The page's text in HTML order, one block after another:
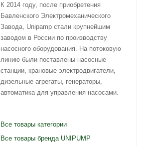
К 2014 году, после приобретения
Бавленского Электромеханического
Завода, Unipamp стали крупнейшим
заводом в России по производству
насосного оборудования. На потоковую
линию были поставлены насосные
станции, крановые электродвигатели,
дизельные агрегаты, генераторы,
автоматика для управления насосами.
Все товары категории
Все товары бренда UNIPUMP